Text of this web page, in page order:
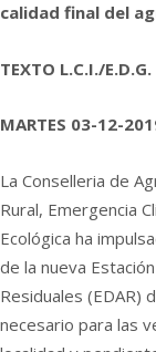
calidad final del
TEXTO L.C.I./E.D.G.
MARTES 03-12-
La Conselleria de
Rural, Emergencia
Ecológica ha
de la nueva
Residuales (EDAR)
necesario para las